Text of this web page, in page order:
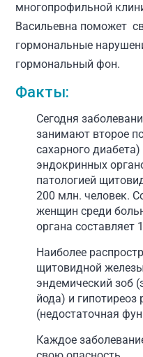
многопрофильной
Васильевна поможет
гормональные
гормональный фон.
Факты:
Сегодня
занимают второе
сахарного
эндокринных
патологией
200 млн. человек.
женщин среди
органа составляет
Наиболее
щитовидной
эндемический зоб
йода) и гипотиреоз
(недостаточная
Каждое